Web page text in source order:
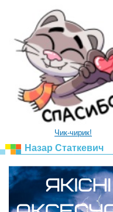
Чик-чирик!
Назар Статкевич